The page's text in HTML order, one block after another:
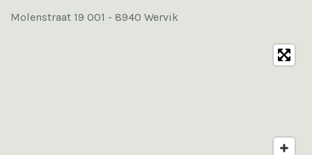
Molenstraat 19 001 - 8940 Wervik